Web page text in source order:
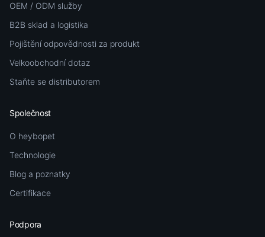
OEM / ODM služby
B2B sklad a logistika
Pojištění odpovědnosti za produkt
Velkoobchodní dotaz
Staňte se distributorem
Společnost
O heybopet
Technologie
Blog a poznatky
Certifikace
Podpora